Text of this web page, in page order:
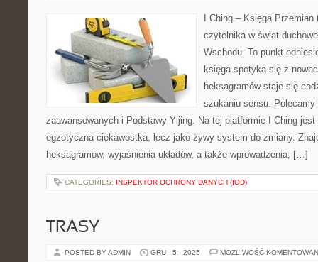
I Ching – Księga
czytelnika w świat
Wschodu. To punkt
księga spotyka się z
heksagramów staje się
szukaniu sensu. Polecamy
zaawansowanych i Podstawy Yijing. Na tej platformie I Ching
egzotyczna ciekawostka, lecz jako żywy system do zmiany.
heksagramów, wyjaśnienia układów, a także wprowadzenia, […]
CATEGORIES: INSPEKTOR OCHRONY DANYCH (IOD)
TRASY
POSTED BY ADMIN GRU - 5 - 2025 MOŻLIWOŚĆ